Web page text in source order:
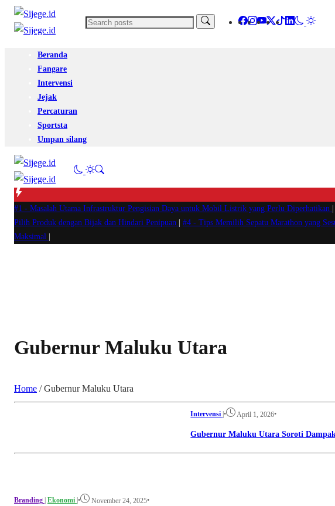
Beranda
Fangare
Intervensi
Jejak
Percaturan
Sportsta
Umpan silang
#1 - Masalah Utama Infrastruktur Pengisian Daya untuk Mobil Listrik yang Perlu Diperhatikan
Pilih Produk dengan Bijak dan Hindari Penipuan
#4 - Tips Memilih Sepatu Marathon yang
Maksimal
Gubernur Maluku Utara
Home /Gubernur Maluku Utara
Intervensi |• April 1, 2026•
Gubernur Maluku Utara Soroti
Branding Ekonomi • November 24, 2025•